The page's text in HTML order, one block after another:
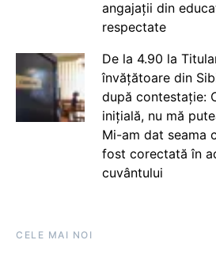
angajații din
respectate
De la 4.90 la
învățătoare din
după contestație:
inițială, nu mă
Mi-am dat seama
fost corectată în
cuvântului
CELE MAI NOI